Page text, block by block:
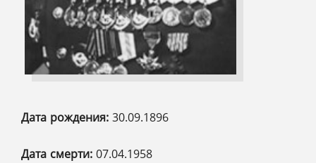
Дата рождения: 30.09.1896
Дата смерти: 07.04.1958